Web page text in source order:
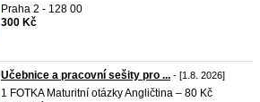
Praha 2 - 128 00
300 Kč
Učebnice a pracovní sešity pro ... - [1.8. 2026]
1 FOTKA Maturitní otázky Angličtina – 80 Kč